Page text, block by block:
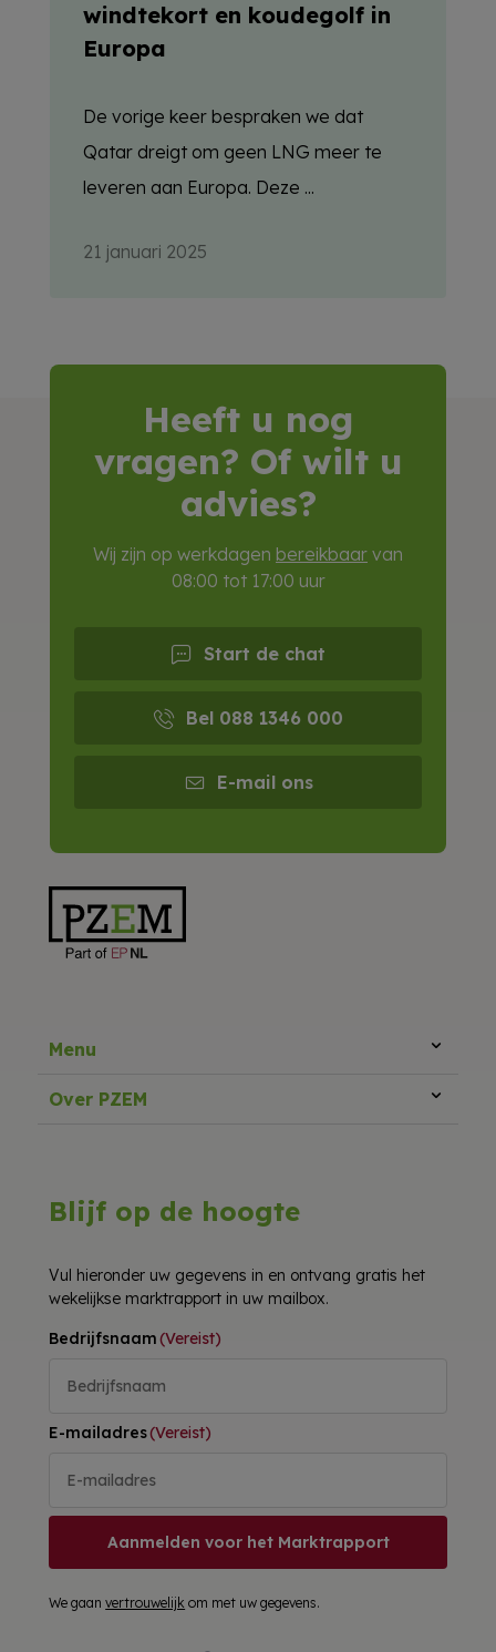
windtekort en koudegolf in
Europa
De vorige keer bespraken we dat
Qatar dreigt om geen LNG meer te
leveren aan Europa. Deze ...
21 januari 2025
Heeft u nog
vragen? Of wilt u
advies?
Wij zijn op werkdagen bereikbaar van
08:00 tot 17:00 uur
Start de chat
Bel 088 1346 000
E-mail ons
Menu
Over PZEM
Blijf op de hoogte
Vul hieronder uw gegevens in en ontvang gratis het
wekelijkse marktrapport in uw mailbox.
Bedrijfsnaam(Vereist)
E-mailadres(Vereist)
Aanmelden voor het Marktrapport
We gaanvertrouwelijk om met uw gegevens.